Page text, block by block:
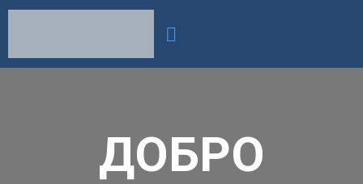
ДОБРО